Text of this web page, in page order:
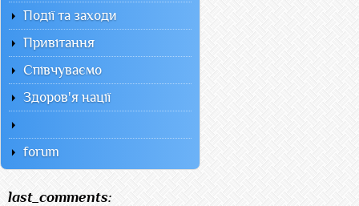
Події та заходи
Привітання
Співчуваємо
Здоров'я нації
forum
last_comments: